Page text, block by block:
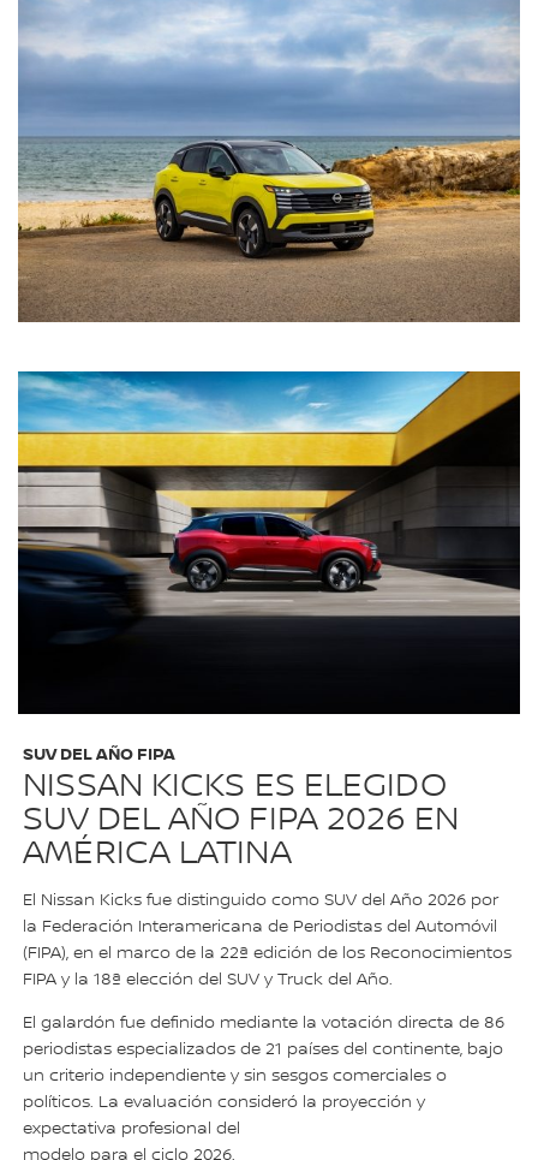
NISSAN KICKS ES ELEGIDO
SUV DEL AÑO FIPA 2026 EN
AMÉRICA LATINA
SUV DEL AÑO FIPA
El Nissan Kicks fue distinguido como SUV del Año 2026 por
la Federación Interamericana de Periodistas del Automóvil
(FIPA), en el marco de la 22ª edición de los Reconocimientos
FIPA y la 18ª elección del SUV y Truck del Año.
El galardón fue definido mediante la votación directa de 86
periodistas especializados de 21 países del continente, bajo
un criterio independiente y sin sesgos comerciales o
políticos. La evaluación consideró la proyección y
expectativa profesional del
modelo para el ciclo 2026.